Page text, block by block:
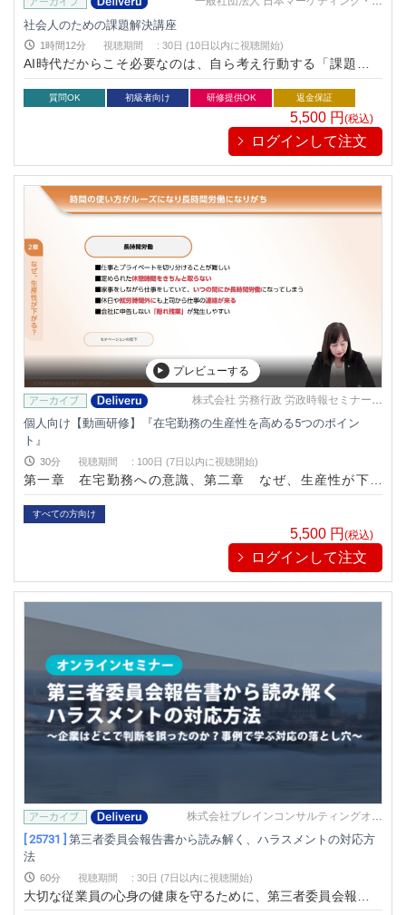
社会人のための課題解決講座
1時間12分 視聴期間 : 30日 (10日以内に視聴開始)
AI時代だからこそ必要なのは、自ら考え行動する「課題解決
力」。主体的に課題を捉え行動できる力を70分で鍛える‼
質問OK 初級者向け 研修提供OK 返金保証
5,500 円(税込)
ログインして注文
プレビューする
株式会社 労務行政 労政時報セミナー事
個人向け【動画研修】『在宅勤務の生産性を高める5つのポイン
ト』
30分 視聴期間 : 100日 (7日以内に視聴開始)
第一章 在宅勤務への意識、第二章 なぜ、生産性が下が
る？、第三章 生産性向上のポイント
すべての方向け
5,500 円(税込)
ログインして注文
株式会社ブレインコンサルティングオフ
[ 25731 ] 第三者委員会報告書から読み解く、ハラスメントの対応方
法
60分 視聴期間 : 30日 (7日以内に視聴開始)
大切な従業員の心身の健康を守るために、第三者委員会報告書